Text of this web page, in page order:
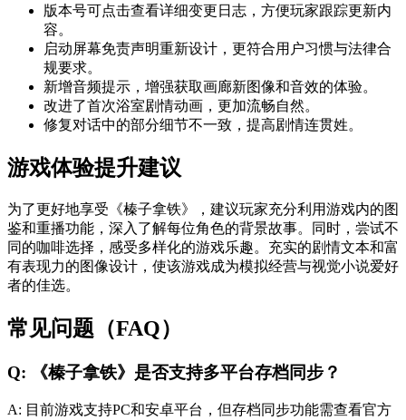
版本号可点击查看详细变更日志，方便玩家跟踪更新内
容。
启动屏幕免责声明重新设计，更符合用户习惯与法律合
规要求。
新增音频提示，增强获取画廊新图像和音效的体验。
改进了首次浴室剧情动画，更加流畅自然。
修复对话中的部分细节不一致，提高剧情连贯姓。
游戏体验提升建议
为了更好地享受《榛子拿铁》，建议玩家充分利用游戏内的图
鉴和重播功能，深入了解每位角色的背景故事。同时，尝试不
同的咖啡选择，感受多样化的游戏乐趣。充实的剧情文本和富
有表现力的图像设计，使该游戏成为模拟经营与视觉小说爱好
者的佳选。
常见问题（FAQ）
Q: 《榛子拿铁》是否支持多平台存档同步？
A: 目前游戏支持PC和安卓平台，但存档同步功能需查看官方